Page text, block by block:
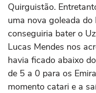
Quirguistão.
uma nova goleada do
conseguiria bater o
Lucas Mendes nos
havia ficado abaixo
de 5 a 0 para os
momento catari e a